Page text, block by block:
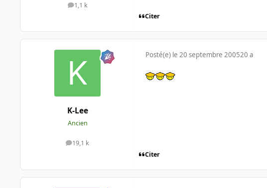
1,1 k
messages
Citer
K-Lee
Ancien
19,1 k
messages
Posté(e) le 20 septembre 200520 a
Citer